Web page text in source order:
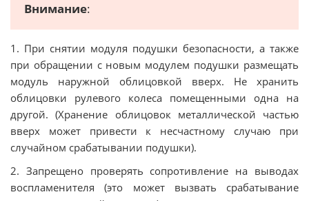
Внимание:
1. При снятии модуля подушки безопасности, а также
при обращении с новым модулем подушки размещать
модуль наружной облицовкой вверх. Не хранить
облицовки рулевого колеса помещенными одна на
другой. (Хранение облицовок металлической частью
вверх может привести к несчастному случаю при
случайном срабатывании подушки).
2. Запрещено проверять сопротивление на выводах
воспламенителя (это может вызвать срабатывание